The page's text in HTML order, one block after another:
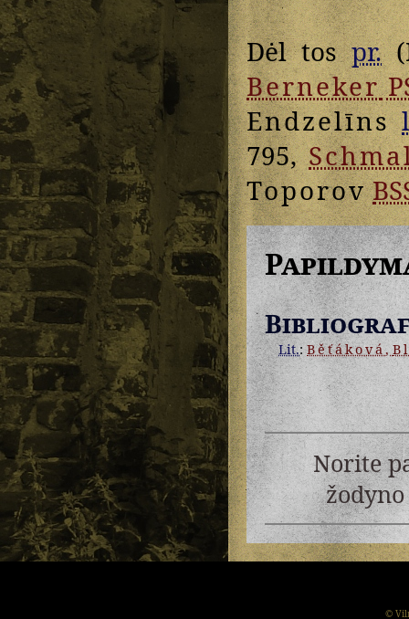
Dėl tospr.
Berneker
Endzelīns
795,
Toporov
Lit.:Běťáková,
Norite
©